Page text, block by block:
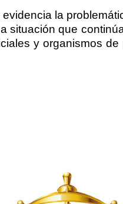
la
situación que
y organismos